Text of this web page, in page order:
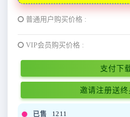
普通用户购买价格 :
VIP会员购买价格 :
支付下
邀请注册送终
已售 1211